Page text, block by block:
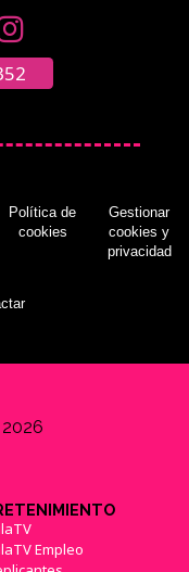
Política de
cookies
Gestionar
cookies y
privacidad
Empleo